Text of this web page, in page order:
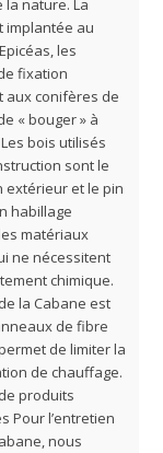
la nature. La
implantée au
les
fixation
aux conifères de
« bouger » à
bois utilisés
sont le
extérieur et le pin
habillage
matériaux
ne nécessitent
chimique.
la Cabane est
de fibre
de limiter la
de chauffage.
produits
Pour l’entretien
nous